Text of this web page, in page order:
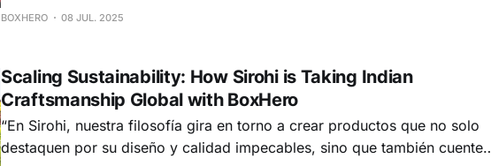
stock en tiempo real, sino también de lo fácil que es de usar. Aunque la
BOXHERO 08 JUL. 2025
Scaling Sustainability: How Sirohi is Taking Indian
Craftsmanship Global with BoxHero
“En Sirohi, nuestra filosofía gira en torno a crear productos que no solo
destaquen por su diseño y calidad impecables, sino que también cuenten